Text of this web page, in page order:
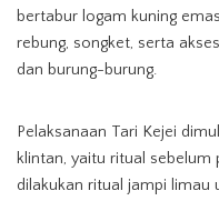
bertabur logam kuning
rebung, songket, serta
dan burung-burung.
Pelaksanaan Tari Kejei
klintan, yaitu ritual sebelum
dilakukan ritual jampi